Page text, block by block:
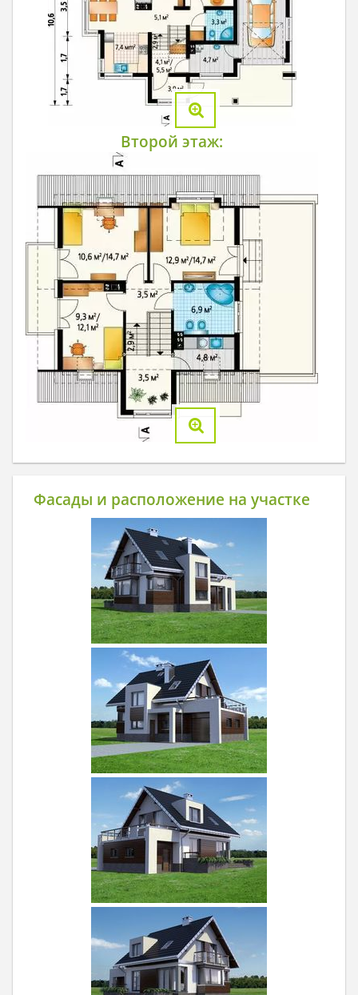
Второй этаж:
Фасады и расположение на участке